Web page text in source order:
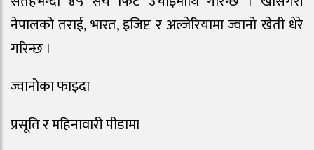
नेपालको तराई, भारत, इजिप्ट र अल्जेरियामा ज्वानो खेती धेरे
गरिन्छ ।
ज्वानोका फाइदा
प्रसूति र महिनावारी पीडामा